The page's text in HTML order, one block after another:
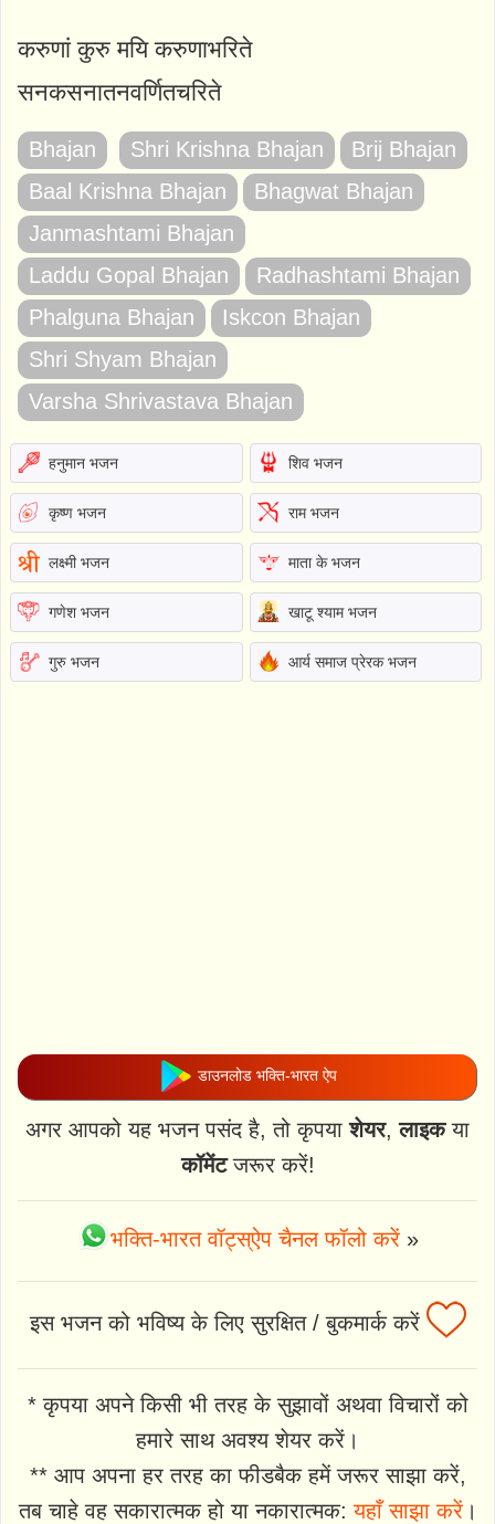
करुणां कुरु मयि करुणाभरिते
सनकसनातनवर्णितचरिते
Bhajan Shri Krishna Bhajan
Brij Bhajan
Baal Krishna Bhajan
Bhagwat Bhajan
Janmashtami Bhajan
Laddu Gopal Bhajan
Radhashtami Bhajan
Phalguna Bhajan
Iskcon Bhajan
Shri Shyam Bhajan
Varsha Shrivastava Bhajan
हनुमान भजन शिव भजन
कृष्ण भजन राम भजन
लक्ष्मी भजन माता के भजन
गणेश भजन खाटू श्याम भजन
गुरु भजन आर्य समाज प्रेरक भजन
डाउनलोड भक्ति-भारत ऐप
अगर आपको यह भजन पसंद है, तो कृपयाशेयर,लाइकया
कॉमेंटजरूर करें!
भक्ति-भारत वॉट्स्ऐप चैनल फॉलो करें»
इस भजन को भविष्य के लिए सुरक्षित / बुकमार्क करें
* कृपया अपने किसी भी तरह के सुझावों अथवा विचारों को
हमारे साथ अवश्य शेयर करें।
** आप अपना हर तरह का फीडबैक हमें जरूर साझा करें,
तब चाहे वह सकारात्मक हो या नकारात्मक:यहाँ साझा करें।